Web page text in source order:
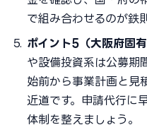
で組み合わせるのが鉄則
ポイント5（大阪府固有
や設備投資系は公募期
始前から事業計画と見
近道です。申請代行に
体制を整えましょう。